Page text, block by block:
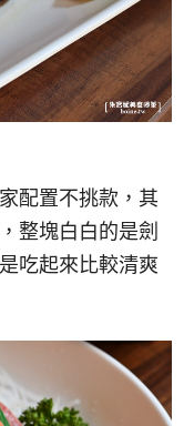
配置不挑款，其
整塊白白的是劍
吃起來比較清爽